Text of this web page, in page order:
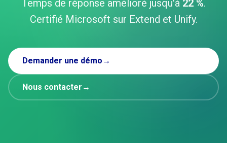
Temps de réponse amélioré jusqu'à 22 %.
Certifié Microsoft sur Extend et Unify.
Demander une démo →
Nous contacter →